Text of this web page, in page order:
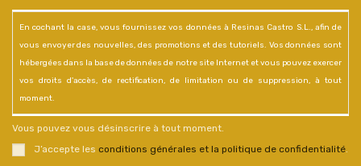
En cochant la case, vous fournissez vos données à Resinas Castro S.L., afin de
vous envoyer des nouvelles, des promotions et des tutoriels. Vos données sont
hébergées dans la base de données de notre site Internet et vous pouvez exercer
vos droits d'accès, de rectification, de limitation ou de suppression, à tout
moment.
Vous pouvez vous désinscrire à tout moment.
J’accepte les conditions générales et la politique de confidentialité.